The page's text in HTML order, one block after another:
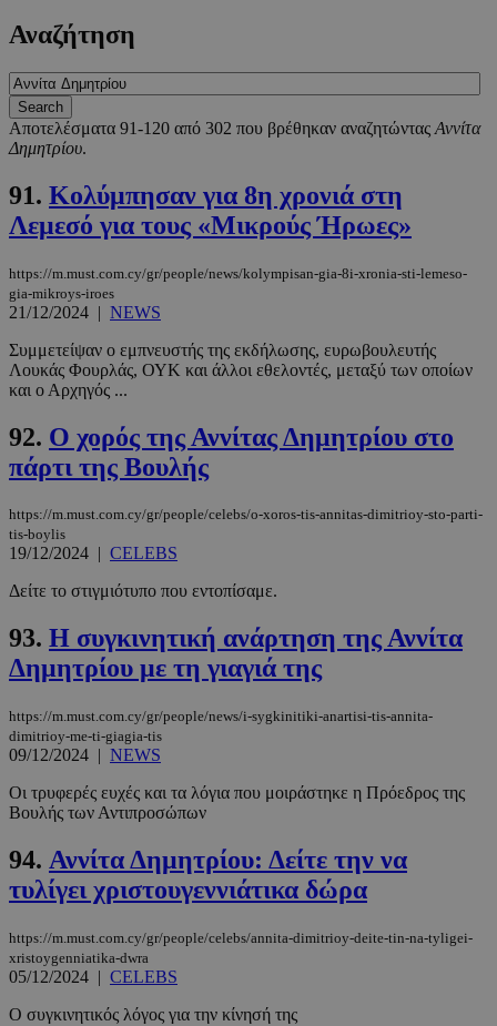
Αναζήτηση
Αποτελέσματα 91-120 από 302 που βρέθηκαν αναζητώντας Αννίτα
Δημητρίου.
91. Κολύμπησαν για 8η χρονιά στη
Λεμεσό για τους «Μικρούς Ήρωες»
https://m.must.com.cy/gr/people/news/kolympisan-gia-8i-xronia-sti-lemeso-
gia-mikroys-iroes
21/12/2024 | NEWS
Συμμετείψαν ο εμπνευστής της εκδήλωσης, ευρωβουλευτής
Λουκάς Φουρλάς, ΟΥΚ και άλλοι εθελοντές, μεταξύ των οποίων
και ο Αρχηγός ...
92. Ο χορός της Αννίτας Δημητρίου στο
πάρτι της Βουλής
https://m.must.com.cy/gr/people/celebs/o-xoros-tis-annitas-dimitrioy-sto-parti-
tis-boylis
19/12/2024 | CELEBS
Δείτε το στιγμιότυπο που εντοπίσαμε.
93. Η συγκινητική ανάρτηση της Αννίτα
Δημητρίου με τη γιαγιά της
https://m.must.com.cy/gr/people/news/i-sygkinitiki-anartisi-tis-annita-
dimitrioy-me-ti-giagia-tis
09/12/2024 | NEWS
Οι τρυφερές ευχές και τα λόγια που μοιράστηκε η Πρόεδρος της
Βουλής των Αντιπροσώπων
94. Αννίτα Δημητρίου: Δείτε την να
τυλίγει χριστουγεννιάτικα δώρα
https://m.must.com.cy/gr/people/celebs/annita-dimitrioy-deite-tin-na-tyligei-
xristoygenniatika-dwra
05/12/2024 | CELEBS
Ο συγκινητικός λόγος για την κίνησή της